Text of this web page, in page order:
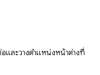
และวางตำแหน่งหน้าต่างที่